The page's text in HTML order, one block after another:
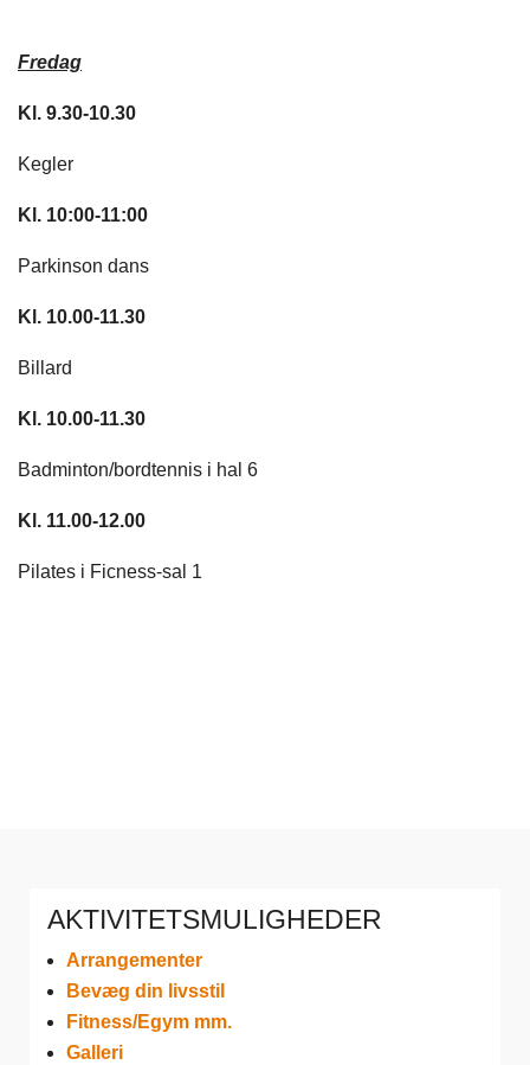
Fredag
Kl. 9.30-10.30
Kegler
Kl. 10:00-11:00
Parkinson dans
Kl. 10.00-11.30
Billard
Kl. 10.00-11.30
Badminton/bordtennis i hal 6
Kl. 11.00-12.00
Pilates i Ficness-sal 1
AKTIVITETSMULIGHEDER
Arrangementer
Bevæg din livsstil
Fitness/Egym mm.
Galleri